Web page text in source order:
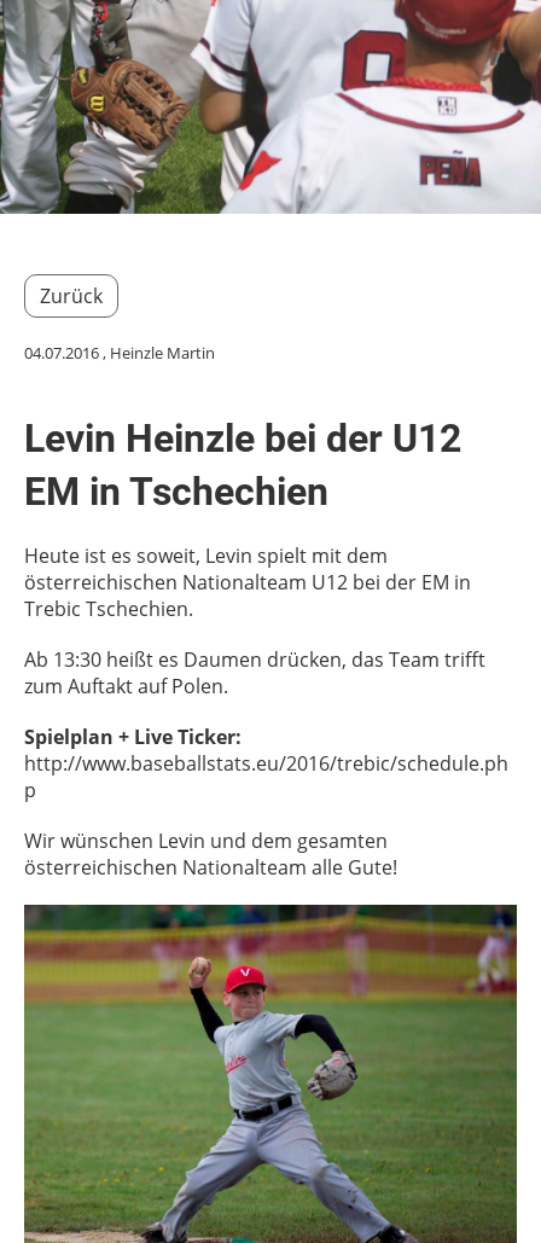
Zurück
04.07.2016, Heinzle Martin
Levin Heinzle bei der U12
EM in Tschechien
Heute ist es soweit, Levin spielt mit dem
österreichischen Nationalteam U12 bei der EM in
Trebic Tschechien.
Ab 13:30 heißt es Daumen drücken, das Team trifft
zum Auftakt auf Polen.
Spielplan + Live Ticker:
http://www.baseballstats.eu/2016/trebic/schedule.ph
p
Wir wünschen Levin und dem gesamten
österreichischen Nationalteam alle Gute!